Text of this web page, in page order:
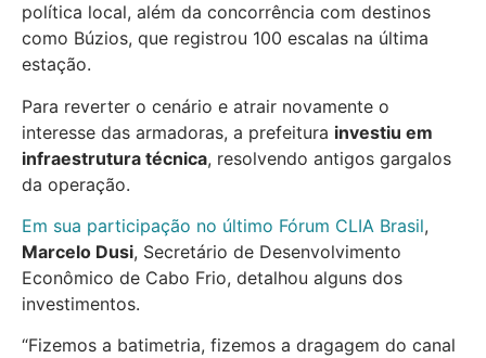
política local, além da concorrência com destinos
como Búzios, que registrou 100 escalas na última
estação.
Para reverter o cenário e atrair novamente o
interesse das armadoras, a prefeitura investiu em
infraestrutura técnica, resolvendo antigos gargalos
da operação.
Em sua participação no último Fórum CLIA Brasil,
Marcelo Dusi, Secretário de Desenvolvimento
Econômico de Cabo Frio, detalhou alguns dos
investimentos.
“Fizemos a batimetria, fizemos a dragagem do canal